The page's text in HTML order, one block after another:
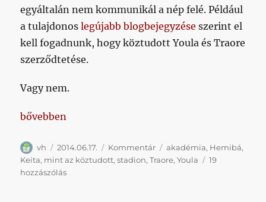
egyáltalán nem kommunikál a nép felé. Például
a tulajdonoslegújabb blogbejegyzése szerint el
kell fogadnunk, hogy köztudott Youla és Traore
szerződtetése.
Vagy nem.
„Mint az köztudott”
bővebben
Szerző
vh Közzétéve
2014.06.17. Kategória
Kommentár Címke
akadémia, Hemibá,
Keita, mint az köztudott,stadion,Traore,Youla
19
hozzászólásMint